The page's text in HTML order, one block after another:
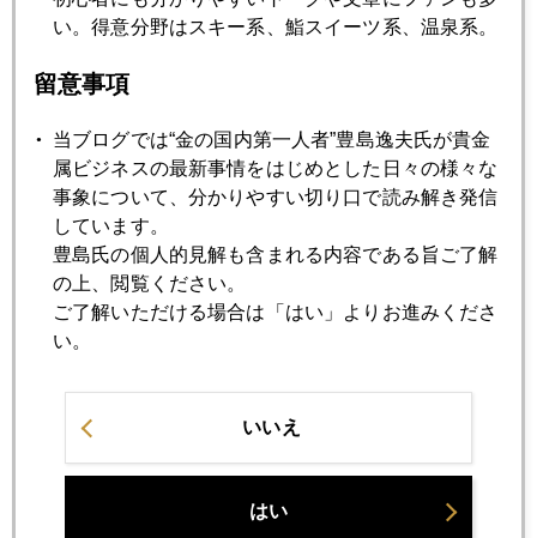
2012年08月24日
投資も結婚も長期保有！
2012年08月23日
FOMC声明の英文解釈講座
2012年08月22日
消費税増税で金が儲かるってホント？
有明の月を待ち出でつるかな
い。得意分野はスキー系、鮨スイーツ系、温泉系。
留意事項
当ブログでは“金の国内第一人者”豊島逸夫氏が貴金
属ビジネスの最新事情をはじめとした日々の様々な
事象について、分かりやすい切り口で読み解き発信
しています。
豊島氏の個人的見解も含まれる内容である旨ご了解
の上、閲覧ください。
ご了解いただける場合は「はい」よりお進みくださ
い。
いいえ
はい